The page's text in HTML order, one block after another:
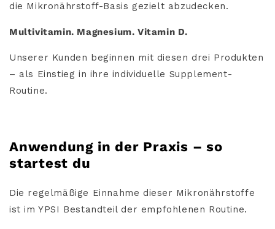
die Mikronährstoff-Basis gezielt abzudecken.
Multivitamin. Magnesium. Vitamin D.
Unserer Kunden beginnen mit diesen drei Produkten
– als Einstieg in ihre individuelle Supplement-
Routine.
Anwendung in der Praxis – so
startest du
Die regelmäßige Einnahme dieser Mikronährstoffe
ist im YPSI Bestandteil der empfohlenen Routine.